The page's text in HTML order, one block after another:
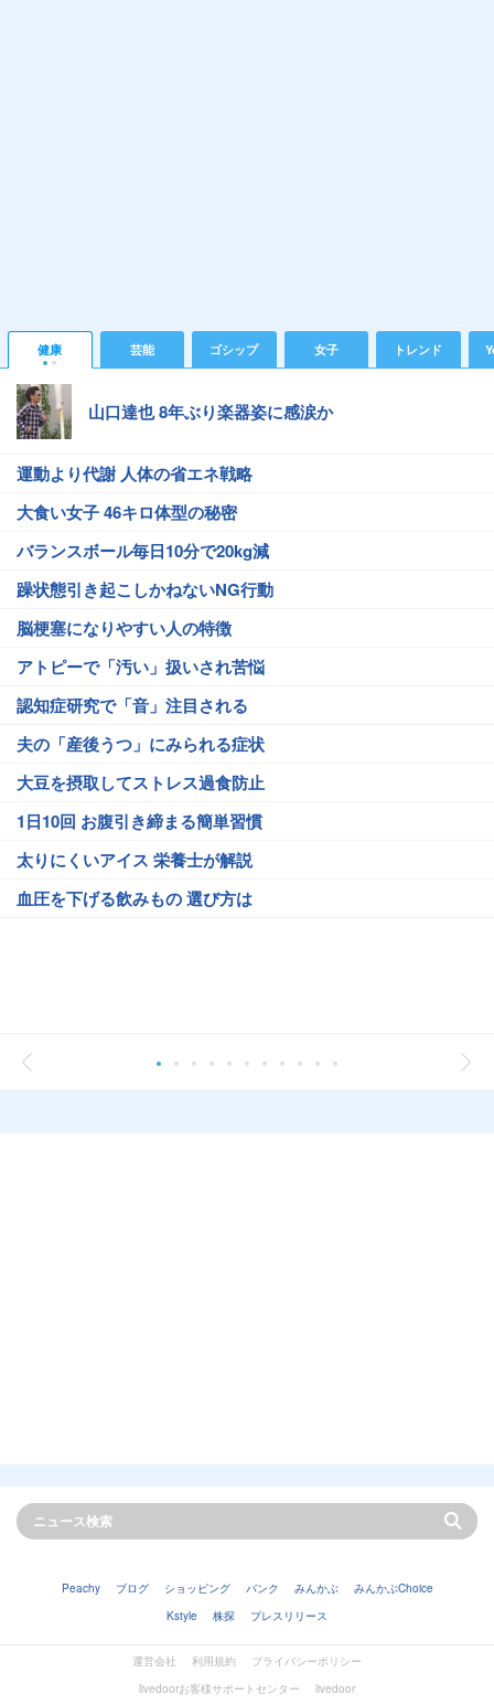
健康 芸能 ゴシップ 女子 トレンド
山口達也 8年ぶり楽器姿に感涙か
運動より代謝 人体の省エネ戦略
大食い女子 46キロ体型の秘密
バランスボール毎日10分で20kg減
躁状態引き起こしかねないNG行動
脳梗塞になりやすい人の特徴
アトピーで「汚い」扱いされ苦悩
認知症研究で「音」注目される
夫の「産後うつ」にみられる症状
大豆を摂取してストレス過食防止
1日10回 お腹引き締まる簡単習慣
太りにくいアイス 栄養士が解説
血圧を下げる飲みもの 選び方は
Peachy ブログ ショッピング バンク みんかぶ
みんかぶChoice
Kstyle
株探 プレスリリース
運営会社 利用規約
プライバシーポリシー
livedoorお客様サポートセンター
livedoor